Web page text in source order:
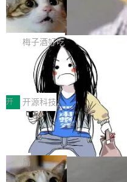
有云模型能够满足快速试用和
但对于金融、能源、医疗等对
让AI用起来，还要进一步看清
Token花在哪里、算力是否被
续增长的AI成本该如何优化。
正是围绕这些实际问题，从
理两个方面，让用户的每一份
得住、用得稳、省得下、更安
始，Token使用一目...
ean 在 Google 工作了 27 年
不是一个人走。一同离开的还
wat（Google 员工编号 23，
年的编程搭档，MapReduce
作者）、Quoc Le（Google
q2Seq 和 DocAI 的共同发明
yals（Gemini 联合负责人，
🔥 SolonCode v2026.8.4
字体可调、22 种语言、记
打开终端就能上岗的全中文编
把「看得清、用母语、记得住
齐。 SolonCode 是什么
耳科技研发的企业级终端编
中文驱动的数字员工，自主理
骤、编写代码。不挑模型、不
装完即用。 开源地址：Gitee
b 安装 支持 Java 8+（8~26
x / Windows / Harmony PC
x / Harmony PC curl -fsSL
r.org/solon...
梅子酒好吃
让“代码语义理解”深度释放
价值潜能：华为云码道（
代码仓技术解析
一、代码仓深度理解技术的作
程实践中，代码仓是企业核心
体。企业级代码仓库通常包含
个文件，其规模远超单次模型
文窗口。随着项目规模的持续
不断累积，代码仓中的模块关
务逻辑等关键信息往往分散于
开 开源科技
一条“删库”命令跑 17 小时
师删光 89TB 数据只为干私活
最高人民检察院8月4日公布了
名90后算法工程师王某，为了
服务器空间，删光了公司AI游
局